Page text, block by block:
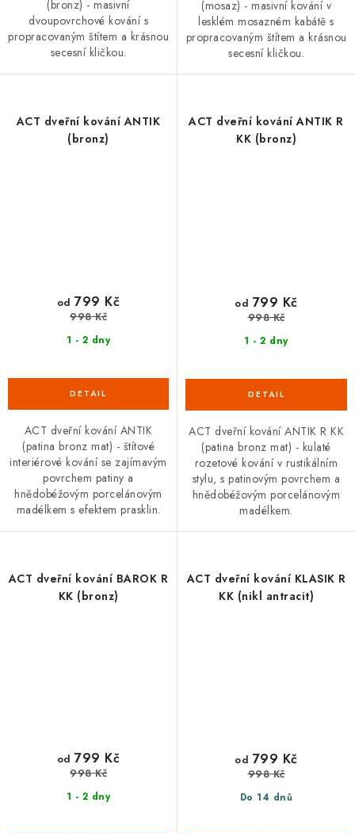
(bronz) - masivní
dvoupovrchové kování s
propracovaným štítem a krásnou
secesní kličkou.
(mosaz) - masivní kování v
lesklém mosazném kabátě s
propracovaným štítem a krásnou
secesní kličkou.
ACT dveřní kování ANTIK
(bronz)
1 - 2 dny
od 799 Kč
998 Kč
ACT dveřní kování ANTIK
(patina bronz mat) - štítové
interiérové kování se zajímavým
povrchem patiny a
hnědobéžovým porcelánovým
madélkem s efektem prasklin.
ACT dveřní kování ANTIK R
KK (bronz)
1 - 2 dny
od 799 Kč
998 Kč
ACT dveřní kování ANTIK R KK
(patina bronz mat) - kulaté
rozetové kování v rustikálním
stylu, s patinovým povrchem a
hnědobéžovým porcelánovým
madélkem.
ACT dveřní kování BAROK R
KK (bronz)
1 - 2 dny
od 799 Kč
998 Kč
ACT dveřní kování KLASIK R
KK (nikl antracit)
Do 14 dnů
od 799 Kč
998 Kč